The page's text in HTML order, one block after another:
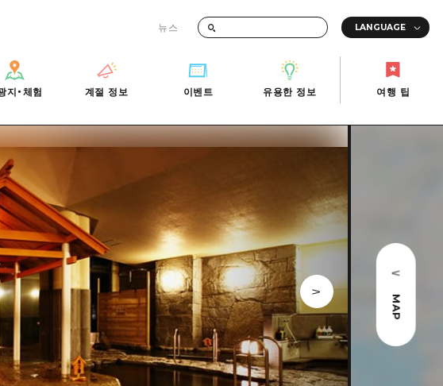
뉴스
변
)
) 주변
)현 동부
당일치기
반나절
1박 2일
2박 3일
지・체험
시 주변
芸)
後)
北)
쿠(芸北)
마(宮島) 주변
(山口)현 동부
(愛媛)현
계절 정보
이벤트
유용한 정보
FREE Wi-Fi
여행자용 거리 관광안내소
사 가이드
마현내 매력을 동영상으로 소개!
는 질문
재해가 발생했을 때의 교통 정보
관광 안내 책자
여행 팁
반나절
2박 3일
재해가 발생했을 때의 교통 정보
관광 안내 책자
MAP